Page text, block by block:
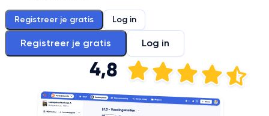
Registreer je gratis Log in
Registreer je gratis Log in